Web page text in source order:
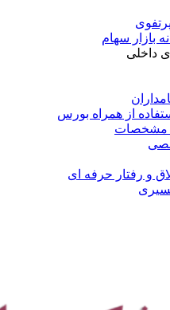
بازار سهام
داخلی
از همراه بورس
مشخصات
و رفتار حرفه­ ای